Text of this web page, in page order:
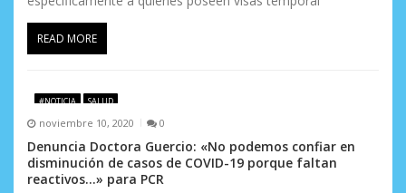
READ MORE
#NOTICIA SALUD
noviembre 10, 2020 0
Denuncia Doctora Guercio: «No podemos confiar en
disminución de casos de COVID-19 porque faltan
reactivos…» para PCR